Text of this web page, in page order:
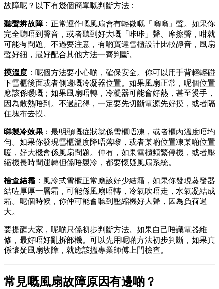
故障呢？以下有幾個簡單嘅判斷方法：
聽聲辨故障：正常運作嘅風扇會有輕微嘅「嗡嗡」聲。如果你
完全聽唔到聲音，或者聽到好大嘅「咔咔」聲、摩擦聲，咁就
可能有問題。不過要注意，有啲寶達雪櫃設計比較靜音，風扇
聲好細，最好配合其他方法一齊判斷。
摸溫度 ：呢個方法要小心啲，確保安全。你可以用手背輕輕碰
下雪櫃後面或者側邊嘅冷凝器位置。如果風扇正常，呢個位置
應該係暖嘅；如果風扇唔轉，冷凝器可能會好熱，甚至燙手，
因為散熱唔到。不過記得，一定要先切斷電源先好摸，或者隔
住塊布去摸。
睇製冷效果 ：最明顯嘅症狀就係雪櫃唔凍，或者櫃內溫度唔均
勻。如果你發現雪櫃溫度降唔落嚟，或者某啲位置凍某啲位置
暖，好大機會係風扇問題。仲有，如果雪櫃頻繁停機，或者壓
縮機長時間運轉但係唔製冷，都要懷疑風扇系統。
檢查結霜 ：風冷式雪櫃正常應該好少結霜，如果你發現蒸發器
結咗厚厚一層霜，可能係風扇唔轉，冷氣吹唔走，水氣凝結成
霜。呢個時候，你仲可能會聽到壓縮機好大聲，因為負荷過
大。
要提醒大家，呢啲只係初步判斷方法。如果自己唔識電器維
修，最好唔好亂拆部機。可以先用呢啲方法初步判斷，如果真
係懷疑風扇故障，就應該搵專業師傅上門檢查。
常見嘅風扇故障原因有邊啲？